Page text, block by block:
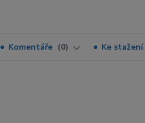
Komentáře 0 Ke stažení